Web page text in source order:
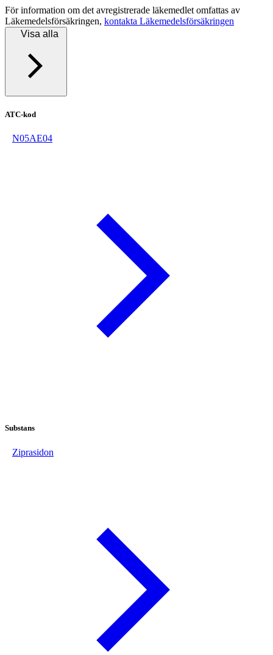
För information om det avregistrerade läkemedlet omfattas av
Läkemedelsförsäkringen, kontakta Läkemedelsförsäkringen
Visa alla
ATC-kod
N05AE04
Substans
Ziprasidon